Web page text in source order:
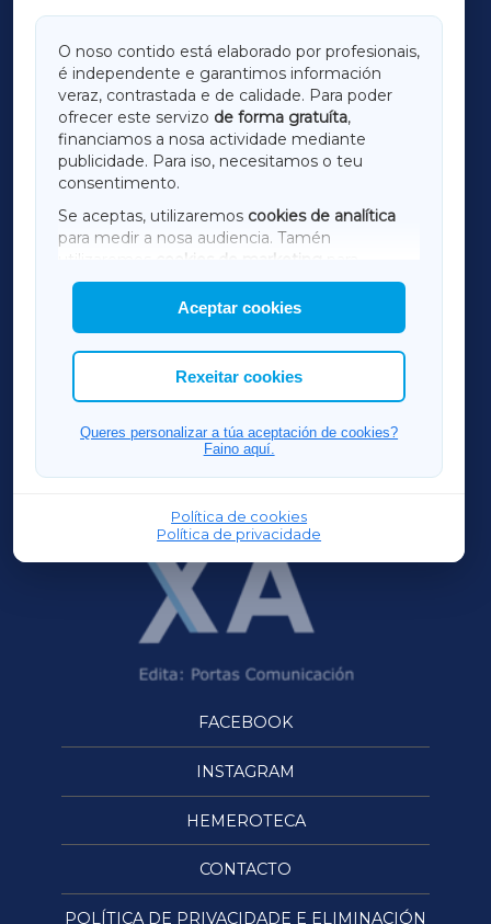
O noso contido está elaborado por profesionais,
é independente e garantimos información
veraz, contrastada e de calidade. Para poder
ofrecer este servizo de forma gratuíta,
financiamos a nosa actividade mediante
publicidade. Para iso, necesitamos o teu
consentimento.
Se aceptas, utilizaremos cookies de analítica
para medir a nosa audiencia. Tamén
utilizaremos
cookies de marketing
mostrar publicidade de terceiros.
Así mesmo, podes personalizar a elección das
cookies que desexas permitir.
Aceptar cookies
Rexeitar cookies
Queres personalizar a túa aceptación de cookies?
Faino aquí.
Política de cookies
Política de privacidade
LUGOXA
TERRACHAXA
AMARIÑAXA
RIBEIRASACRAXA
ACORUÑAXA
FERROLXA
OURENSEXA
FACEBOOK
INSTAGRAM
HEMEROTECA
CONTACTO
POLÍTICA DE PRIVACIDADE E ELIMINACIÓN